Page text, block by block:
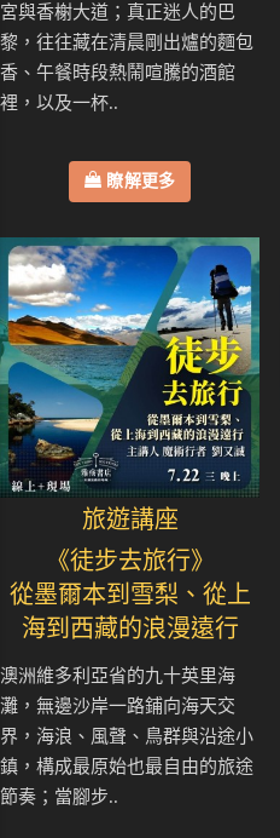
宮與香榭大道；真正迷人的巴
黎，往往藏在清晨剛出爐的麵包
香、午餐時段熱鬧喧騰的酒館
裡，以及一杯..
瞭解更多
旅遊講座
《徒步去旅行》
從墨爾本到雪梨、從上
海到西藏的浪漫遠行
澳洲維多利亞省的九十英里海
灘，無邊沙岸一路鋪向海天交
界，海浪、風聲、鳥群與沿途小
鎮，構成最原始也最自由的旅途
節奏；當腳步..